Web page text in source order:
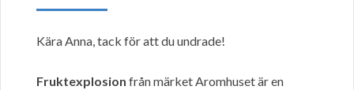
Kära Anna, tack för att du undrade!
Fruktexplosion från märket Aromhuset är en